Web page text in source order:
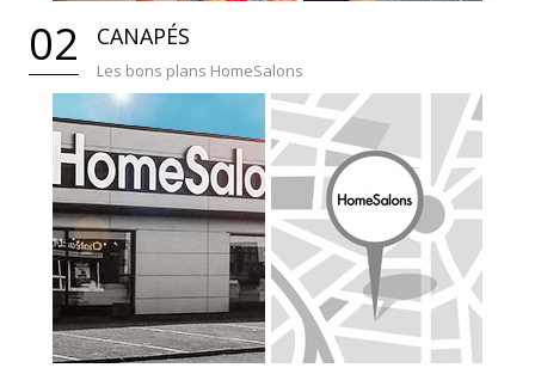
02 CANAPÉS
Les bons plans HomeSalons